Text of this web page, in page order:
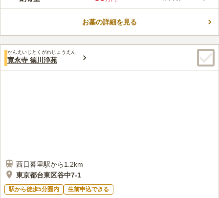
園です。近年土日祝日は「谷根千」散策の人々で賑わい、毎夏
みんなの評価
3.0 口コミ1件
40代男性
墓地の多い区域として通名な場所なので充実している。また、観
光地としても有名なところなので周辺施設は充分ある
口コミの続きを読む
お墓の詳細を見る
かんえいじとくがわじょうえん
寛永寺 徳川浄苑
西日暮里駅から1.2km
東京都台東区谷中7-1
駅から徒歩5分圏内 生前申込できる